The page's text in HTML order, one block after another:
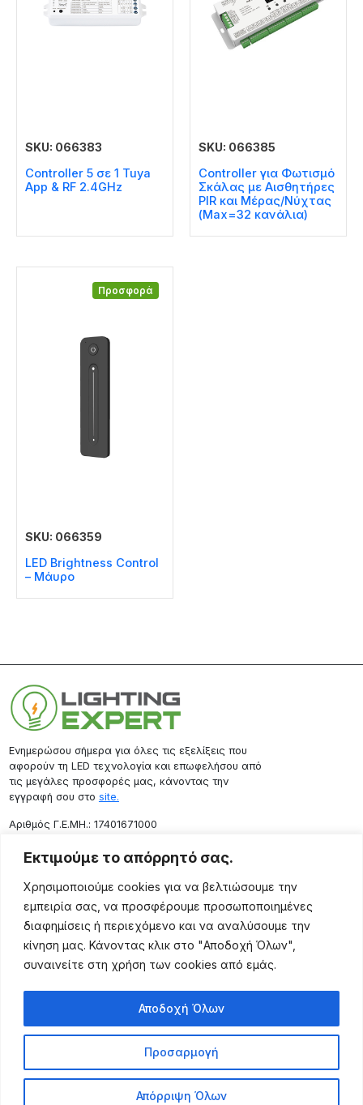
Εκτιμούμε το απόρρητό σας.
Χρησιμοποιούμε cookies για να βελτιώσουμε την
εμπειρία σας, να προσφέρουμε προσωποποιημένες
διαφημίσεις ή περιεχόμενο και να αναλύσουμε την
κίνηση μας. Κάνοντας κλικ στο "Αποδοχή Όλων",
συναινείτε στη χρήση των cookies από εμάς.
Προσαρμογή
Απόρριψη Όλων
Αποδοχή Όλων
SKU: 066383
Controller 5 σε 1 Tuya
Αpp & RF 2.4GHz
SKU: 066385
Controller για Φωτισμό
Σκάλας με Αισθητήρες
PIR και Μέρας/Νύχτας
(Max=32 κανάλια)
Προσφορά
SKU: 066359
LED Brightness Control
– Μάυρο
Ενημερώσου σήμερα για όλες τις εξελίξεις που
αφορούν τη LED τεχνολογία και επωφελήσου από
τις μεγάλες προσφορές μας, κάνοντας την
εγγραφή σου στο site.
Aριθμός Γ.Ε.ΜΗ.: 17401671000
Επικοινωνία
Ρόδου 133, Αθήνα 10443
(+30) 211 725 5427
sales@lightingexpert.gr
Χρήσιμες Σελίδες
Προϊόντα
Τρόποι Αποστολής